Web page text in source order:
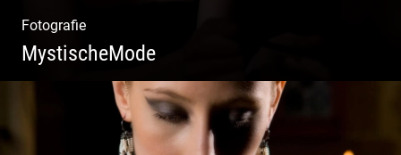
Fotografie
MystischeMode
Mystische Modefotografie